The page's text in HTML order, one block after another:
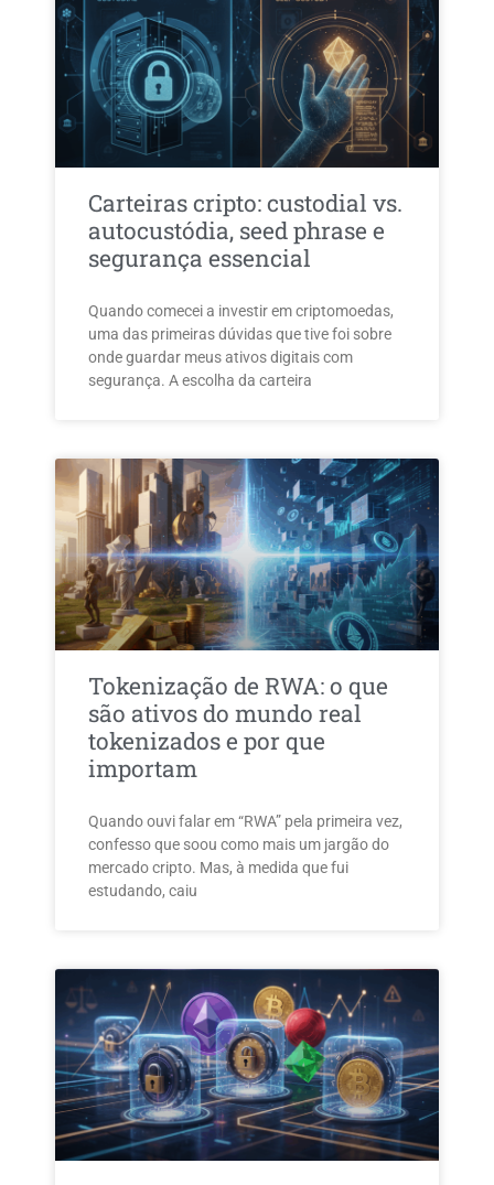
Carteiras cripto: custodial vs.
autocustódia, seed phrase e
segurança essencial
Quando comecei a investir em criptomoedas,
uma das primeiras dúvidas que tive foi sobre
onde guardar meus ativos digitais com
segurança. A escolha da carteira
Tokenização de RWA: o que
são ativos do mundo real
tokenizados e por que
importam
Quando ouvi falar em “RWA” pela primeira vez,
confesso que soou como mais um jargão do
mercado cripto. Mas, à medida que fui
estudando, caiu